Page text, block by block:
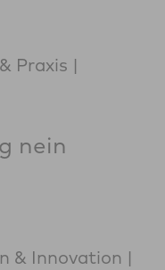
Praxis
nein
& Innovation